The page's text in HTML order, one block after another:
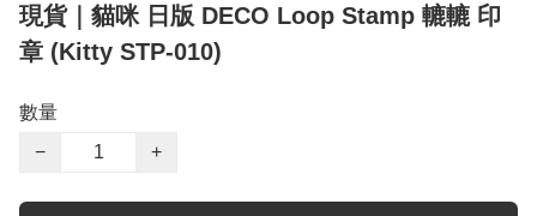
現貨｜貓咪 日版 DECO Loop Stamp 轆轆 印
章 (Kitty STP-010)
數量
−
+